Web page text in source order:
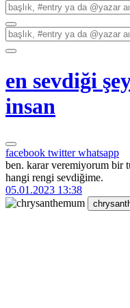
en sevdiği
insan
facebook twitterwhatsapp
ben. karar veremiyorum bir
hangi rengi sevdiğime.
05.01.2023 13:38